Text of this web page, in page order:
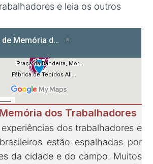
e leia os outros
dos Trabalhadores
dos trabalhadores e
estão espalhadas por
da cidade e do campo. Muitos